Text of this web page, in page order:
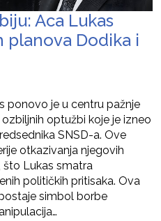
Aca Lukas
Dodika i
ponovo je u centru pažnje
optužbi koje je izneo
SNSD-a. Ove
otkazivanja njegovih
što Lukas smatra
političkih pritisaka. Ova
simbol borbe